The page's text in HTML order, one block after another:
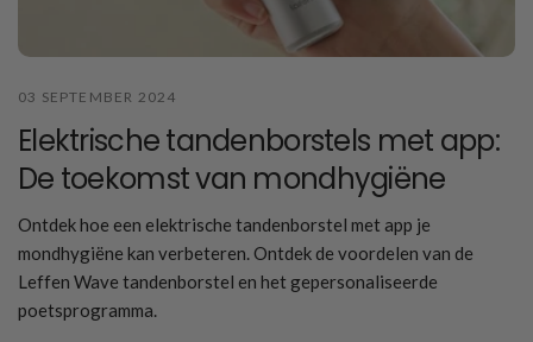
03 SEPTEMBER 2024
Elektrische tandenborstels met app:
De toekomst van mondhygiëne
Ontdek hoe een elektrische tandenborstel met app je
mondhygiëne kan verbeteren. Ontdek de voordelen van de
Leffen Wave tandenborstel en het gepersonaliseerde
poetsprogramma.